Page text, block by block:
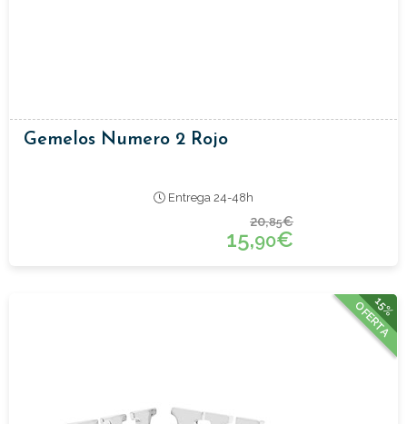
Gemelos Numero 2 Rojo
Entrega 24-48h
20,85€
15,90€
15%
OFERTA